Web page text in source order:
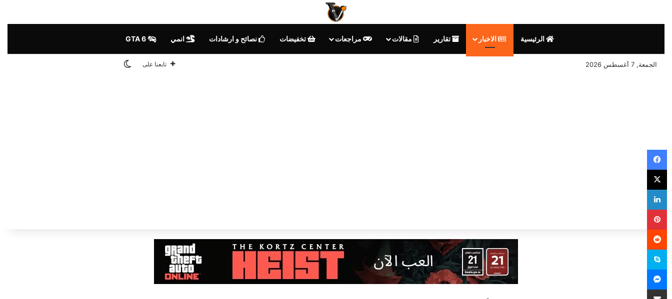
الرئيسية الاخبار تقارير مقالات مراجعات تخفيضات نصائح و ارشادات انمي
الجمعة, 7 أغسطس 2026 تابعنا على الوضع المظلم
فيسبوك
‫X
لينكدإن
بينتيريست
سكايب
ماسنجر
مشاركة عبر البريد